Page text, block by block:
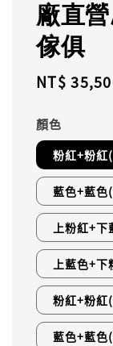
廠直
傢俱
Regular
NT$
顏色
粉紅+粉紅
藍色+藍色
上粉紅+下
上藍色+下
粉紅+粉紅
藍色+藍色